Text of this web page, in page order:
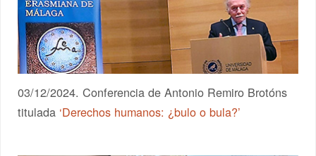
03/12/2024. Conferencia de Antonio Remiro Brotóns
titulada ‘Derechos humanos: ¿bulo o bula?’